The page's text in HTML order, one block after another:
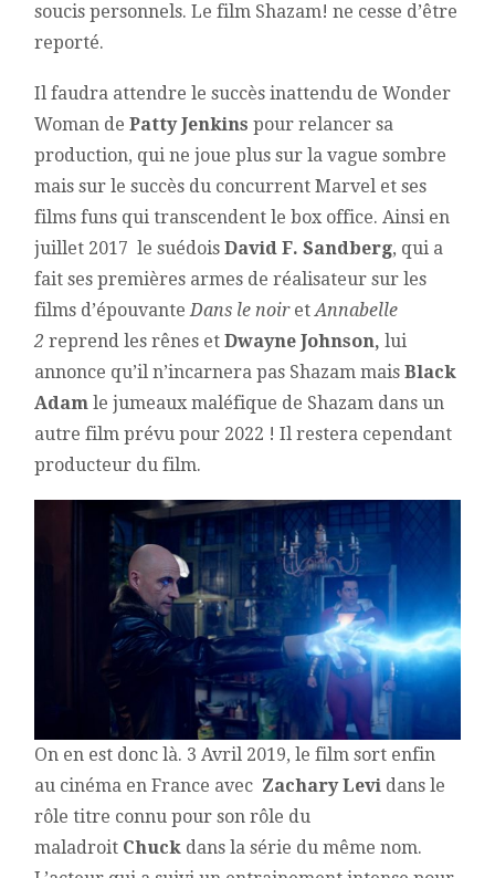
soucis personnels. Le film Shazam! ne cesse d’être
reporté.
Il faudra attendre le succès inattendu de Wonder
Woman dePatty Jenkins pour relancer sa
production, qui ne joue plus sur la vague sombre
mais sur le succès du concurrent Marvel et ses
films funs qui transcendent le box office. Ainsi en
juillet 2017 le suédoisDavid F. Sandberg, qui a
fait ses premières armes de réalisateur sur les
films d’épouvante Dans le noiretAnnabelle
2 reprend les rênes etDwayne Johnson, lui
annonce qu’il n’incarnera pas Shazam maisBlack
Adam le jumeaux maléfique de Shazam dans un
autre film prévu pour 2022 ! Il restera cependant
producteur du film.
On en est donc là. 3 Avril 2019, le film sort enfin
au cinéma en France avec Zachary Levi dans le
rôle titre connu pour son rôle du
maladroit Chuck dans la série du même nom.